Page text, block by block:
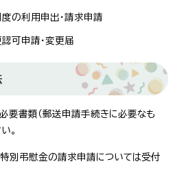
の利用申出・請求申請
可申請・変更届
要書類（郵送申請手続きに必要なも
。
別弔慰金の請求申請については受付